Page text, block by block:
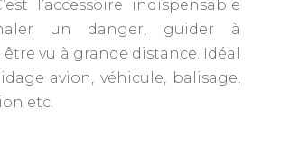
l’accessoire indispensable
un danger, guider à
vu à grande distance. Idéal
avion, véhicule, balisage,
etc.